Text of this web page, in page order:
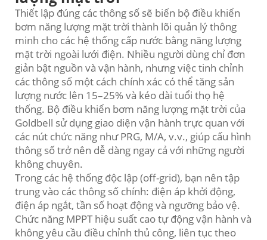
Thiết lập đúng các thông số sẽ biến bộ điều khiển
bơm năng lượng mặt trời thành lõi quản lý thông
minh cho các hệ thống cấp nước bằng năng lượng
mặt trời ngoài lưới điện. Nhiều người dùng chỉ đơn
giản bật nguồn và vận hành, nhưng việc tinh chỉnh
các thông số một cách chính xác có thể tăng sản
lượng nước lên 15–25% và kéo dài tuổi thọ hệ
thống. Bộ điều khiển bơm năng lượng mặt trời của
Goldbell sử dụng giao diện vận hành trực quan với
các nút chức năng như PRG, M/A, v.v., giúp cấu hình
thông số trở nên dễ dàng ngay cả với những người
không chuyên.
Trong các hệ thống độc lập (off-grid), bạn nên tập
trung vào các thông số chính: điện áp khởi động,
điện áp ngắt, tần số hoạt động và ngưỡng bảo vệ.
Chức năng MPPT hiệu suất cao tự động vận hành và
không yêu cầu điều chỉnh thủ công, liên tục theo